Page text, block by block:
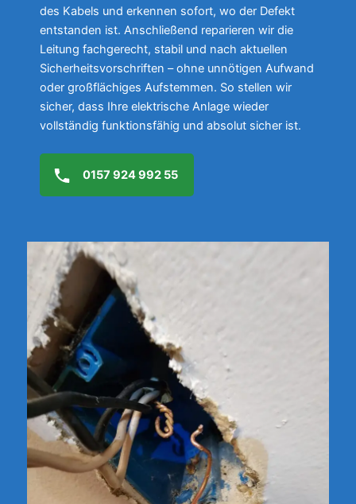
des Kabels und erkennen sofort, wo der Defekt
entstanden ist. Anschließend reparieren wir die
Leitung fachgerecht, stabil und nach aktuellen
Sicherheitsvorschriften – ohne unnötigen Aufwand
oder großflächiges Aufstemmen. So stellen wir
sicher, dass Ihre elektrische Anlage wieder
vollständig funktionsfähig und absolut sicher ist.
0157 924 992 55